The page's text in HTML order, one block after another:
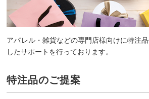
アパレル・雑貨などの専門店様向けに特注
したサポートを行っております。
特注品のご提案